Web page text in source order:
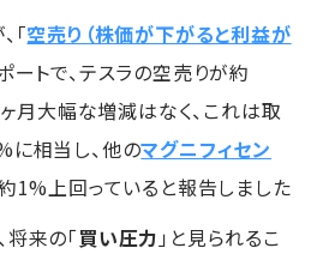
「空売り（株価が下がると利益が
ートで、テスラの空売りが約
月大幅な増減はなく、これは取
相当し、他のマグニフィセン
1%上回っていると報告しました
来の「買い圧力 」と見られるこ